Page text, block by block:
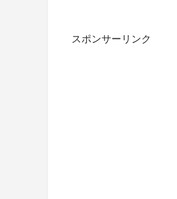
スポンサーリンク